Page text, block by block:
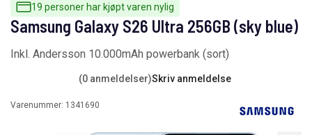
19 personer har kjøpt varen nylig
Samsung Galaxy S26 Ultra 256GB (sky blue)
Inkl. Andersson 10.000mAh powerbank (sort)
(0 anmeldelser)Skriv anmeldelse
Varenummer: 1341690